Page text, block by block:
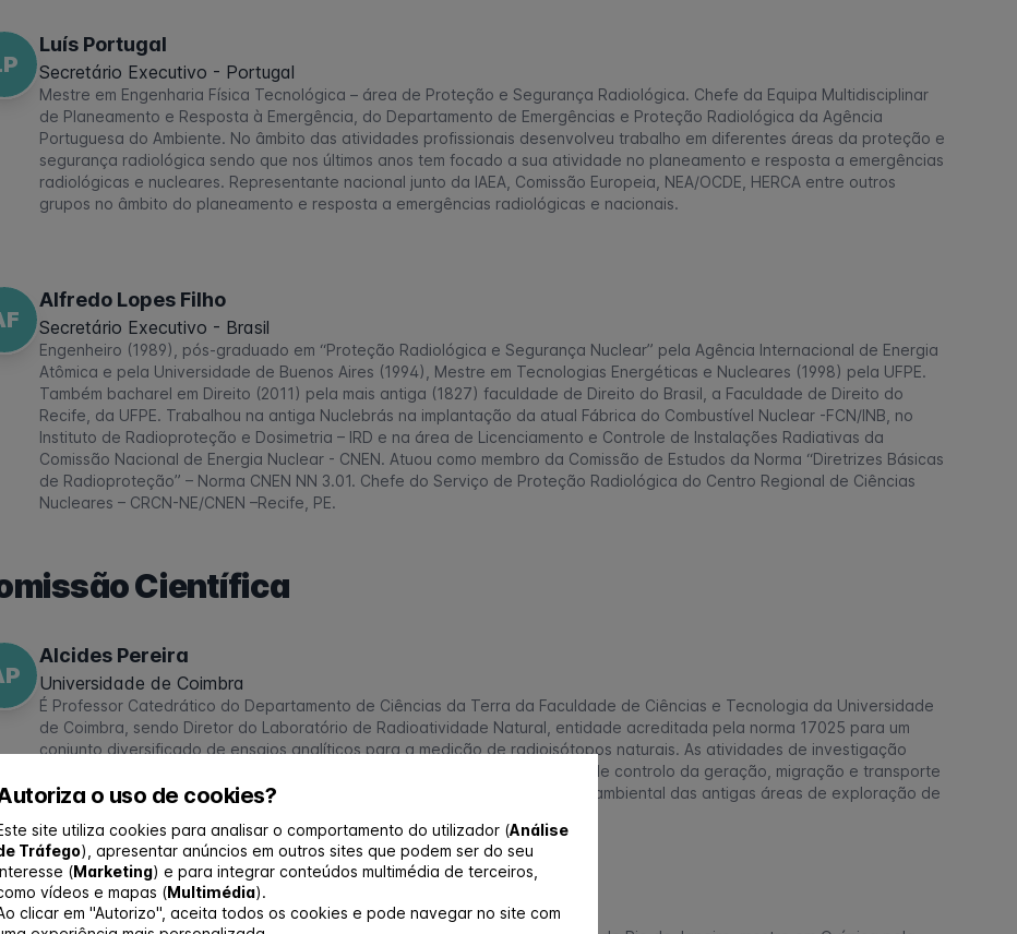
o uso de cookies?
site utiliza cookies para analisar o comportamento do utilizador (Análise
Tráfego), apresentar anúncios em outros sites que podem ser do seu
(Marketing) e para integrar conteúdos multimédia de terceiros,
vídeos e mapas (Multimédia).
clicar em "Autorizo", aceita todos os cookies e pode navegar no site com
Luís Portugal
Secretário Executivo - Portugal
Mestre em Engenharia Física Tecnológica – área de Proteção e Segurança Radiológica. Chefe da Equipa Multidisciplinar
de Planeamento e Resposta à Emergência, do Departamento de Emergências e Proteção Radiológica da Agência
Portuguesa do Ambiente. No âmbito das atividades profissionais desenvolveu trabalho em diferentes áreas da proteção e
segurança radiológica sendo que nos últimos anos tem focado a sua atividade no planeamento e resposta a emergências
radiológicas e nucleares. Representante nacional junto da IAEA, Comissão Europeia, NEA/OCDE, HERCA entre outros
grupos no âmbito do planeamento e resposta a emergências radiológicas e nacionais.
Alfredo Lopes Filho
Secretário Executivo - Brasil
Engenheiro (1989), pós-graduado em “Proteção Radiológica e Segurança Nuclear” pela Agência Internacional de Energia
Atômica e pela Universidade de Buenos Aires (1994), Mestre em Tecnologias Energéticas e Nucleares (1998) pela UFPE.
Também bacharel em Direito (2011) pela mais antiga (1827) faculdade de Direito do Brasil, a Faculdade de Direito do
Recife, da UFPE. Trabalhou na antiga Nuclebrás na implantação da atual Fábrica do Combustível Nuclear -FCN/INB, no
Instituto de Radioproteção e Dosimetria – IRD e na área de Licenciamento e Controle de Instalações Radiativas da
Comissão Nacional de Energia Nuclear - CNEN. Atuou como membro da Comissão de Estudos da Norma “Diretrizes Básicas
de Radioproteção” – Norma CNEN NN 3.01. Chefe do Serviço de Proteção Radiológica do Centro Regional de Ciências
Nucleares – CRCN-NE/CNEN –Recife, PE.
Científica
Alcides Pereira
Universidade de Coimbra
É Professor Catedrático do Departamento de Ciências da Terra da Faculdade de Ciências e Tecnologia da Universidade
de Coimbra, sendo Diretor do Laboratório de Radioatividade Natural, entidade acreditada pela norma 17025 para um
conjunto diversificado de ensaios analíticos para a medição de radioisótopos naturais. As atividades de investigação
centram-se no âmbito da radioatividade natural, em particular nos fatores de controlo da geração, migração e transporte
do gás radão. Tem mantido participação ativa no programa de remedição ambiental das antigas áreas de exploração de
Ana Letícia Dantas